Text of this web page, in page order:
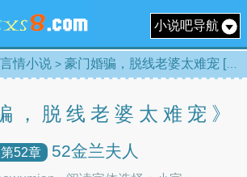
小说吧导航
言情小说 > 豪门婚骗，脱线老婆太难宠 [目录]
，脱线老婆太难宠》
第52章 52金兰夫人